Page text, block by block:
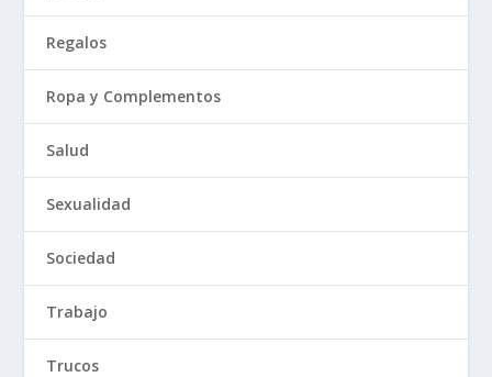
Regalos
Ropa y Complementos
Salud
Sexualidad
Sociedad
Trabajo
Trucos